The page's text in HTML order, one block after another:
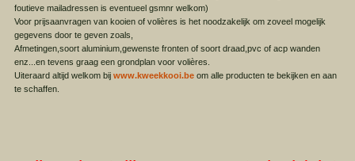
foutieve mailadressen is eventueel gsmnr welkom)
Voor prijsaanvragen van kooien of volières is het noodzakelijk om zoveel mogelijk
gegevens door te geven zoals,
Afmetingen,soort aluminium,gewenste fronten of soort draad,pvc of acp wanden
enz...en tevens graag een grondplan voor volières.
Uiteraard altijd welkom bij www.kweekkooi.beom alle producten te bekijken en aan
te schaffen.